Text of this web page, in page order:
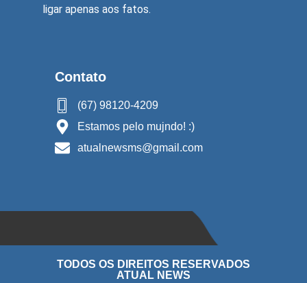
ligar apenas aos fatos.
Contato
(67) 98120-4209
Estamos pelo mujndo! :)
atualnewsms@gmail.com
TODOS OS DIREITOS RESERVADOS
ATUAL NEWS